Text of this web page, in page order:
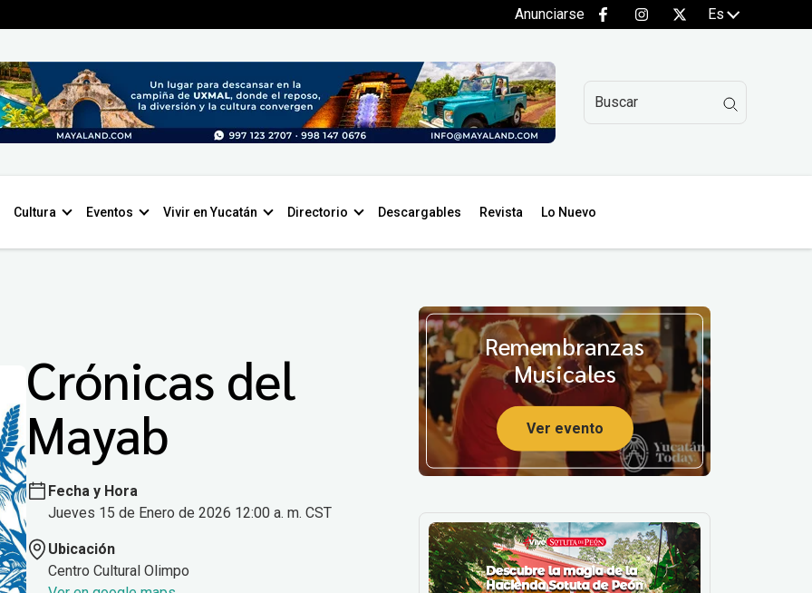
Anunciarse Es
Cultura Eventos Vivir en Yucatán Directorio Descargables Revista Lo Nuevo
Crónicas del
Mayab
Fecha y Hora
Jueves 15 de Enero de 2026 12:00 a. m. CST
Ubicación
Centro Cultural Olimpo
Remembranzas
Musicales
Ver evento